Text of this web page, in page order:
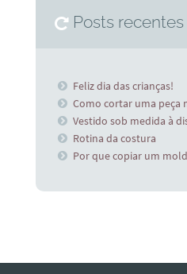
Posts recentes
Feliz dia das crianças!
Como cortar uma peça
Vestido sob medida à
Rotina da costura
Por que copiar um